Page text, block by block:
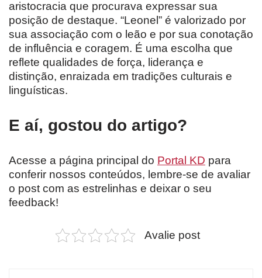
aristocracia que procurava expressar sua
posição de destaque. “Leonel” é valorizado por
sua associação com o leão e por sua conotação
de influência e coragem. É uma escolha que
reflete qualidades de força, liderança e
distinção, enraizada em tradições culturais e
linguísticas.
E aí, gostou do artigo?
Acesse a página principal do Portal KD para
conferir nossos conteúdos, lembre-se de avaliar
o post com as estrelinhas e deixar o seu
feedback!
Avalie post